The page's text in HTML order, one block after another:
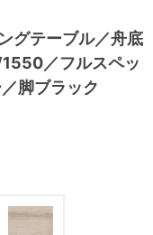
グテーブル／舟底
／フルスペッ
脚ブラック